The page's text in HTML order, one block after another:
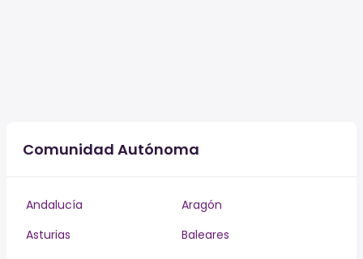
Comunidad Autónoma
Andalucía
Aragón
Asturias
Baleares